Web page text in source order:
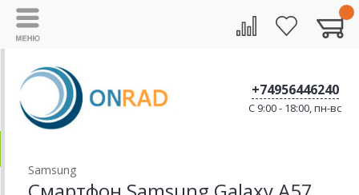
+74956446240
C 9:00 - 18:00, пн-вс
Samsung